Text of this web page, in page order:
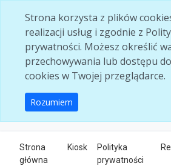
Strona korzysta z plików
realizacji usług i zgodnie z
prywatności. Możesz określić
przechowywania lub dostępu
cookies w Twojej przeglądarce.
Rozumiem
Strona
główna
Kiosk
Polityka
prywatności